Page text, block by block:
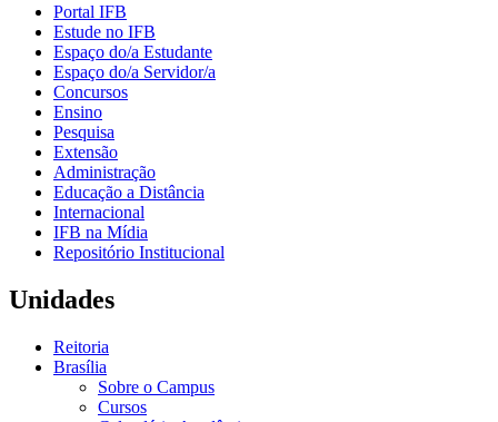
Portal IFB
Estude no IFB
Espaço do/a Estudante
Espaço do/a Servidor/a
Concursos
Ensino
Pesquisa
Extensão
Administração
Educação a Distância
Internacional
IFB na Mídia
Repositório Institucional
Unidades
Reitoria
Brasília
Sobre o Campus
Cursos